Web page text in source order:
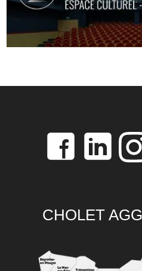
CHOLET